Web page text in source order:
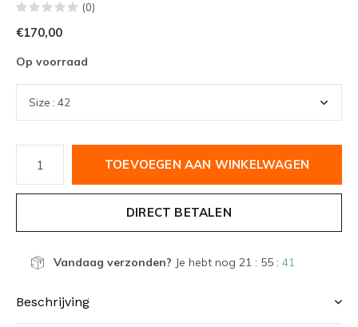
(0)
€170,00
Op voorraad
TOEVOEGEN AAN WINKELWAGEN
DIRECT BETALEN
Vandaag verzonden? Je hebt nog 21 : 55 : 41
Beschrijving